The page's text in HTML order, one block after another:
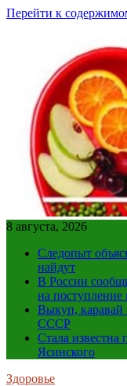
Перейти к
8 августа, 2026
Следопыт
найдут
В России
на поступление
Выкуп, каравай
СССР
Стала известна
Ясинского
Здоровье